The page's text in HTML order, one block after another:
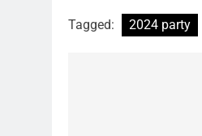
Tagged: 2024 party